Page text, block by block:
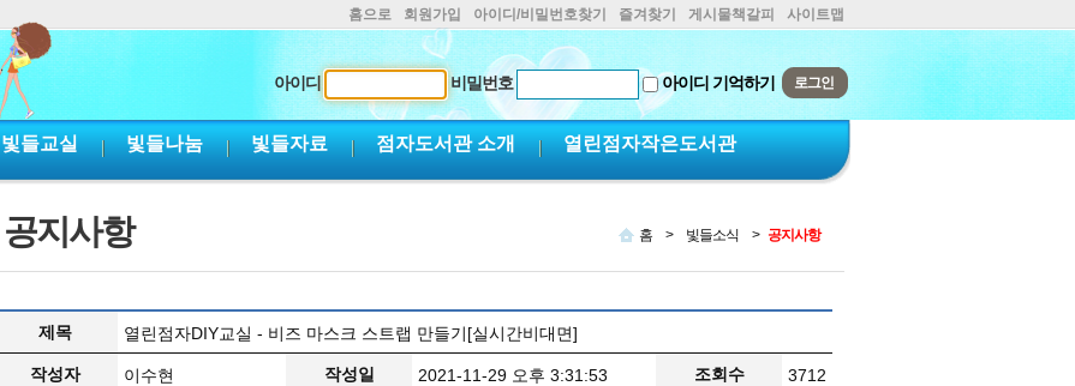
홈으로 회원가입 아이디/비밀번호찾기 즐겨찾기 게시물책갈피 사이트맵
아이디 비밀번호 아이디 기억하기
빛들교실 빛들나눔 빛들자료 점자도서관 소개 열린점자작은도서관
홈 > 빛들소식 > 공지사항
공지사항
제목 열린점자DIY교실 - 비즈 마스크 스트랩 만들기[실시간비대면]
작성자 이수현 작성일 2021-11-29 오후 3:31:53 조회수 3712